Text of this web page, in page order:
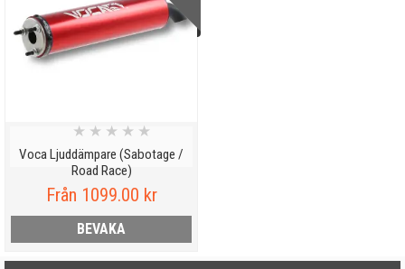
Voca Ljuddämpare (Sabotage /
Road Race)
★ ★ ★ ★ ★
Från 1099.00 kr
BEVAKA